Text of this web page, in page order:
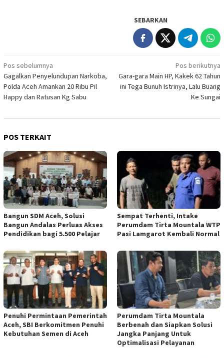
SEBARKAN
Navigasi
pos
Pos sebelumnya
Gagalkan Penyelundupan Narkoba,
Polda Aceh Amankan 20 Ribu Pil
Happy dan Ratusan Kg Sabu
Pos berikutnya
Gara-gara Main HP, Kakek 62 Tahun
ini Tega Bunuh Istrinya, Lalu Buang
Ke Sungai
POS TERKAIT
Bangun SDM Aceh, Solusi
Bangun Andalas Perluas Akses
Pendidikan bagi 5.500 Pelajar
Sempat Terhenti, Intake
Perumdam Tirta Mountala WTP
Pasi Lamgarot Kembali Normal
Penuhi Permintaan Pemerintah
Aceh, SBI Berkomitmen Penuhi
Kebutuhan Semen di Aceh
Perumdam Tirta Mountala
Berbenah dan Siapkan Solusi
Jangka Panjang Untuk
Optimalisasi Pelayanan